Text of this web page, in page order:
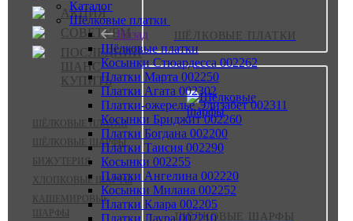
АКЦИЯ
СОВЕТУЕМ
ПОСЛЕДНИЙ
ШАНС
КУПИТЬ
ШЁЛКОВЫЕ ПЛАТКИ
ШЁЛКОВЫЕ ШАРФЫ
БИЖУТЕРИЯ
ХЛОПКОВЫЕ ШАРФЫ
КАШЕМИРОВЫЕ
ШАРФЫ
ШЁЛКОВЫЕ ПЛАТКИ
ШЁЛКОВЫЕ ШАРФЫ
Каталог
Шёлковые платки
Назад
Шёлковые платки
Косынки Стюардесса 002262
Платки Марта 002250
Платки Агата 002302
Платки-ожерелье Элизабет 002311
Косынки Бриджит 002260
Платки Богдана 002200
Платки Таисия 002290
Косынки 002255
Платки Ангелина 002220
Косынки Милана 002252
Платки Клара 002205
Платки Лаура 002210